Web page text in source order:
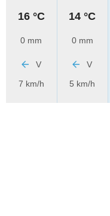
16 °C
0 mm
V
7 km/h
14 °C
0 mm
V
5 km/h